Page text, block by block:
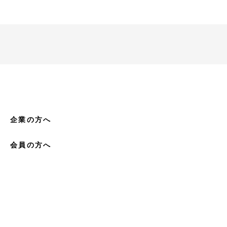
企業の方へ
会員の方へ